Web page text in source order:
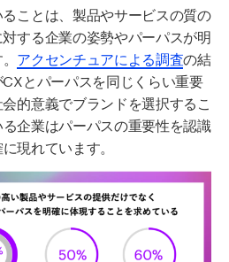
ことは、製品やサービスの質の
する企業の姿勢やパーパスが明
アクセンチュアに よる調査の結
CXとパーパスを同じくらい重要
的意義でブランドを選択するこ
企業はパーパスの重要性を認識
現れています。